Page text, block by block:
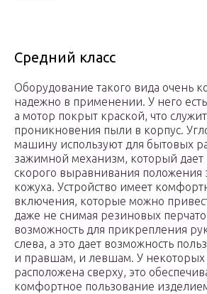
Средний класс
Оборудование такого вида очень
надежно в применении. У него
а мотор покрыт краской, что
проникновения пыли в корпус.
машину используют для бытовых
зажимной механизм, который дает
скорого выравнивания положения
кожуха. Устройство имеет
включения, которые можно
даже не снимая резиновых
возможность для прикрепления
слева, а это дает возможность
и правшам, и левшам. У некоторых
расположена сверху, это
комфортное пользование